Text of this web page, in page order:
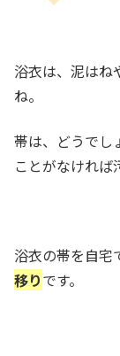
浴衣は、泥はね
ね。
帯は、どうでし
ことがなければ
浴衣の帯を自宅
移りです。